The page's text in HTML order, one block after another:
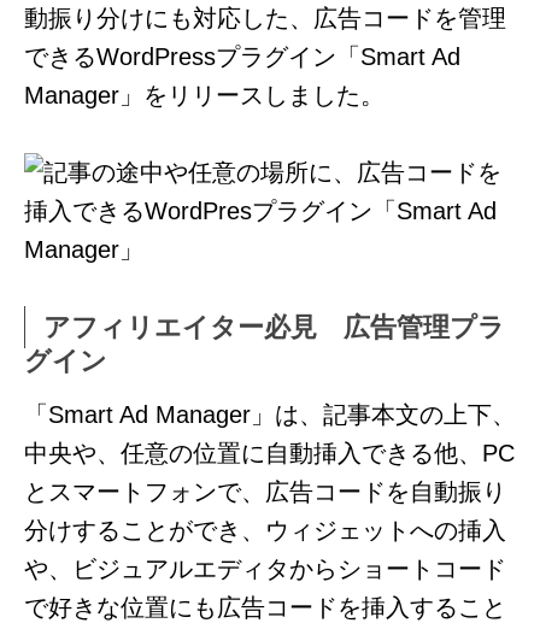
動振り分けにも対応した、広告コードを管理
できるWordPressプラグイン「Smart Ad
Manager」をリリースしました。
アフィリエイター必見 広告管理プラ
グイン
「Smart Ad Manager」は、記事本文の上下、
中央や、任意の位置に自動挿入できる他、PC
とスマートフォンで、広告コードを自動振り
分けすることができ、ウィジェットへの挿入
や、ビジュアルエディタからショートコード
で好きな位置にも広告コードを挿入すること